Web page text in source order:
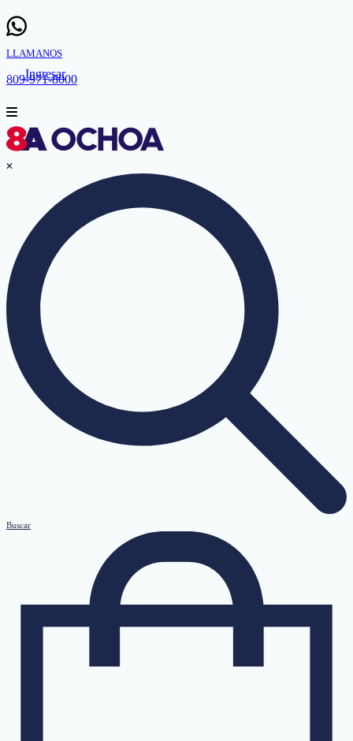
LLAMANOS
809-971-8000
Ingresar
Buscar